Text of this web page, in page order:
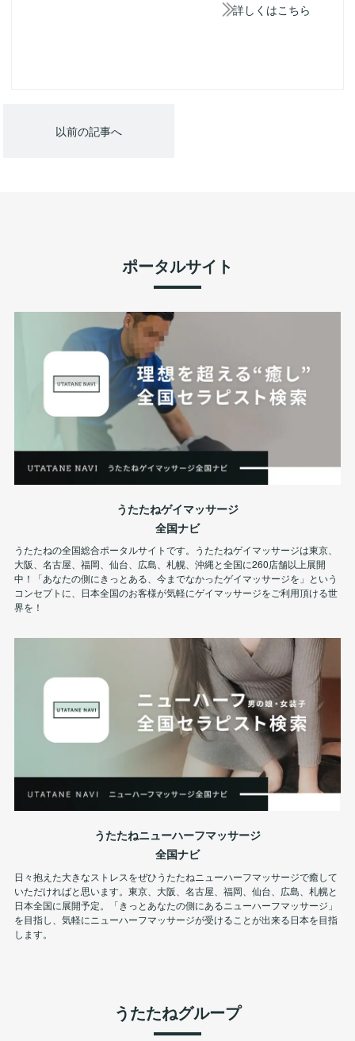
詳しくはこちら
以前の記事へ
ポータルサイト
うたたねゲイマッサージ
全国ナビ
うたたねの全国総合ポータルサイトです。うたたねゲイマッサージは東京、
大阪、名古屋、福岡、仙台、広島、札幌、沖縄と全国に260店舗以上展開
中！「あなたの側にきっとある、今までなかったゲイマッサージを」という
コンセプトに、日本全国のお客様が気軽にゲイマッサージをご利用頂ける世
界を！
うたたねニューハーフマッサージ
全国ナビ
日々抱えた大きなストレスをぜひうたたねニューハーフマッサージで癒して
いただければと思います。東京、大阪、名古屋、福岡、仙台、広島、札幌と
日本全国に展開予定。「きっとあなたの側にあるニューハーフマッサージ」
を目指し、気軽にニューハーフマッサージが受けることが出来る日本を目指
します。
うたたねグループ